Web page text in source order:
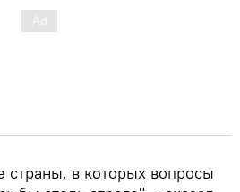
страны, в которых вопросы